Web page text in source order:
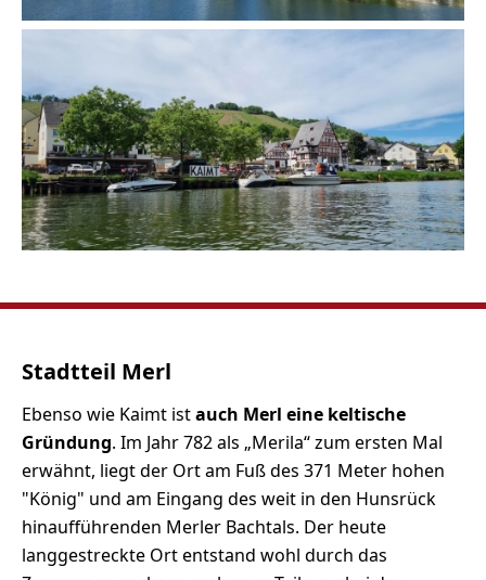
Stadtteil Merl
Ebenso wie Kaimt istauch Merl eine keltische
Gründung. Im Jahr 782 als „Merila“ zum ersten Mal
erwähnt, liegt der Ort am Fuß des 371 Meter hohen
"König" und am Eingang des weit in den Hunsrück
hinaufführenden Merler Bachtals. Der heute
langgestreckte Ort entstand wohl durch das